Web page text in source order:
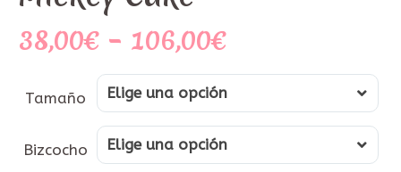
38,00€ – 106,00€
Tamaño Elige una opción
Tamaño
Bizcocho Elige una opción
Bizcocho